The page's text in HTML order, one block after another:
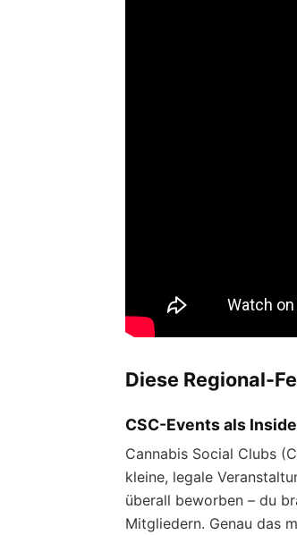
Diese Regional-
CSC-Events als
Cannabis Social Clubs
kleine, legale
überall beworben – du
Mitgliedern. Genau das